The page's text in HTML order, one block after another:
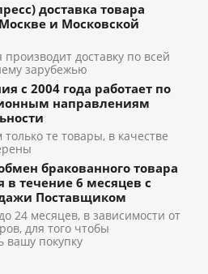
доставка товара
и Московской
доставку по всей
зарубежью
с 2004 года работает по
направлениям
те товары, в качестве
бракованного товара
в течение 6 месяцев с
Поставщиком
24 месяцев, в зависимости от
для того чтобы
вашу покупку